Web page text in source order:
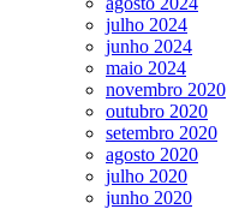
julho 2024
junho 2024
maio 2024
novembro 2020
outubro 2020
setembro 2020
agosto 2020
julho 2020
junho 2020